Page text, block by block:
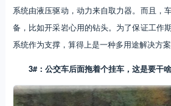
系统由液压驱动，动力来自取力器。而且，
备，比如开采岩心用的钻头。为了保证工作
系统作为支撑，算得上是一种多用途解决方案
3#：公交车后面拖着个挂车，这是要干